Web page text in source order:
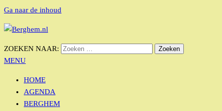
Ga naar de inhoud
BERGHEM.NL
Bérgs nieuws door en voor Bérgse mensen
ZOEKEN NAAR:
MENU
HOME
AGENDA
BERGHEM